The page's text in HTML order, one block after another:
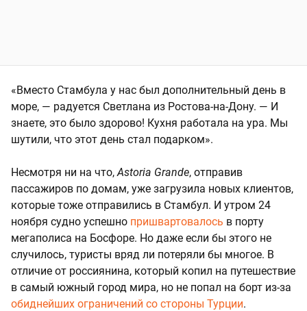
«Вместо Стамбула у нас был дополнительный день в
море, — радуется Светлана из Ростова-на-Дону. — И
знаете, это было здорово! Кухня работала на ура. Мы
шутили, что этот день стал подарком».
Несмотря ни на что, Astoria Grande, отправив
пассажиров по домам, уже загрузила новых клиентов,
которые тоже отправились в Стамбул. И утром 24
ноября судно успешно пришвартовалось в порту
мегаполиса на Босфоре. Но даже если бы этого не
случилось, туристы вряд ли потеряли бы многое. В
отличие от россиянина, который копил на путешествие
в самый южный город мира, но не попал на борт из-за
обиднейших ограничений со стороны Турции.